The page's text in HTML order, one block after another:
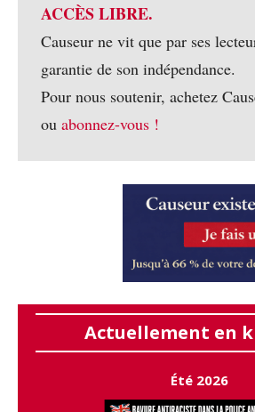
ACCÈS LIBRE.
Causeur ne vit que par ses
garantie de son indépendance.
Pour nous soutenir, achetez
ou abonnez-vous !
Actuellement en
Été 2026